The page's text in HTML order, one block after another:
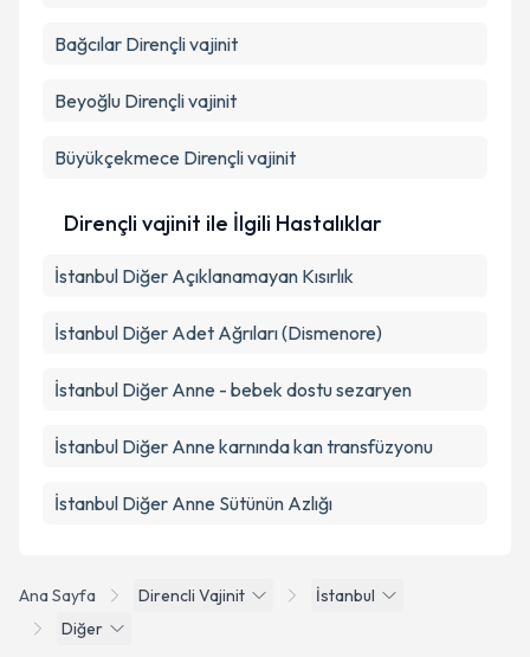
Ana Sayfa Direncli Vajinit
İstanbul
Diğer
Bağcılar Dirençli vajinit
Beyoğlu Dirençli vajinit
Büyükçekmece Dirençli vajinit
Dirençli vajinit ile İlgili Hastalıklar
İstanbul Diğer Açıklanamayan Kısırlık
İstanbul Diğer Adet Ağrıları (Dismenore)
İstanbul Diğer Anne - bebek dostu sezaryen
İstanbul Diğer Anne karnında kan transfüzyonu
İstanbul Diğer Anne Sütünün Azlığı